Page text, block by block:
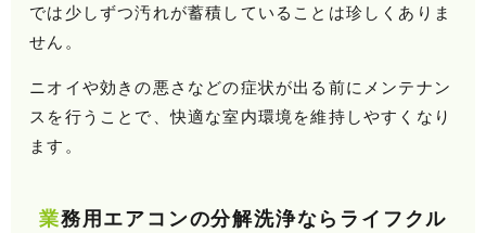
では少しずつ汚れが蓄積していることは珍しくありま
せん。
ニオイや効きの悪さなどの症状が出る前にメンテナン
スを行うことで、快適な室内環境を維持しやすくなり
ます。
業務用エアコンの分解洗浄ならライフクル